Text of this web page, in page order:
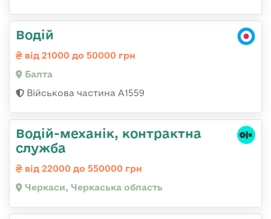
Водій
від 21000 до 50000 грн
Балта
Військова частина А1559
Водій-механік, контрактна
служба
від 22000 до 550000 грн
Черкаси, Черкаська область